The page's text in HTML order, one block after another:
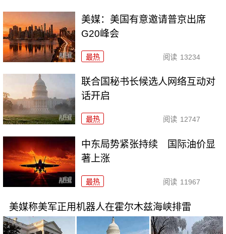
美媒：美国有意邀请普京出席
G20峰会
最热 阅读 13234
联合国秘书长候选人网络互动对
话开启
最热 阅读 12747
中东局势紧张持续 国际油价显
著上涨
最热 阅读 11967
美媒称美军正用机器人在霍尔木兹海峡排雷